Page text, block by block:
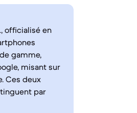
officialisé en
gamme,
misant sur
Ces deux
par